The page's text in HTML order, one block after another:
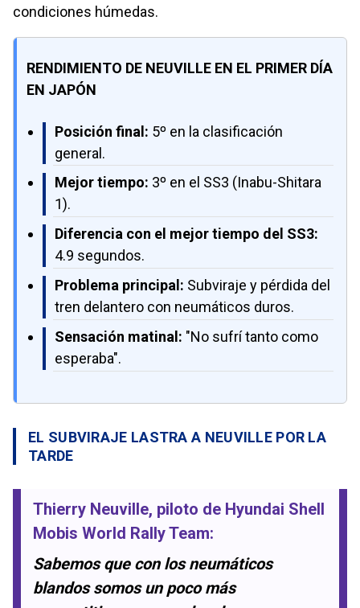
condiciones húmedas.
RENDIMIENTO DE NEUVILLE EN EL PRIMER DÍA
EN JAPÓN
Posición final: 5º en la clasificación
general.
Mejor tiempo: 3º en el SS3 (Inabu-Shitara
1).
Diferencia con el mejor tiempo del SS3:
4.9 segundos.
Problema principal: Subviraje y pérdida del
tren delantero con neumáticos duros.
Sensación matinal: "No sufrí tanto como
esperaba".
EL SUBVIRAJE LASTRA A NEUVILLE POR LA
TARDE
Thierry Neuville, piloto de Hyundai Shell
Mobis World Rally Team:
Sabemos que con los neumáticos
blandos somos un poco más